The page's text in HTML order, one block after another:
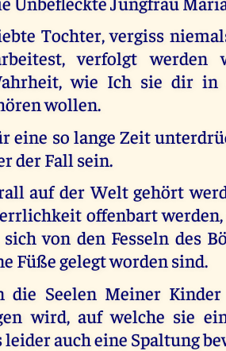
Tochter, vergiss
verfolgt werden
wie Ich sie dir in
wollen.
eine so lange Zeit
der Fall sein.
auf der Welt gehört
offenbart
von den Fesseln des
Füße gelegt worden sind.
Seelen Meiner
wird, auf welche sie
auch eine Spaltung